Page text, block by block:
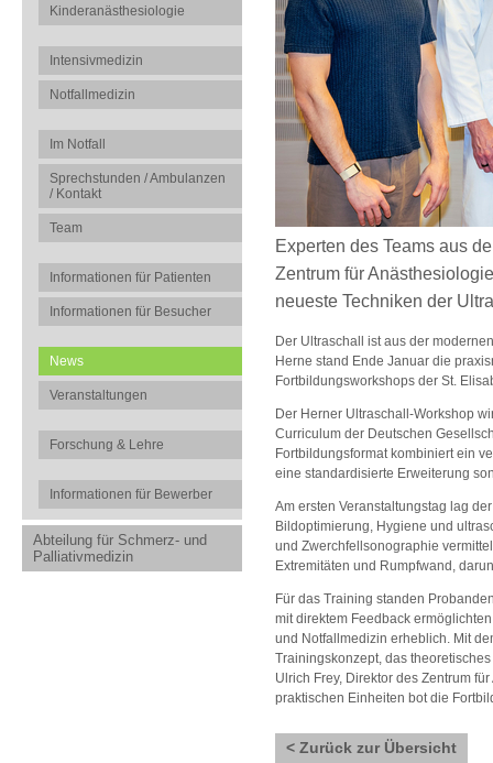
Kinderanästhesiologie
Intensivmedizin
Notfallmedizin
Im Notfall
Sprechstunden / Ambulanzen
/ Kontakt
Team
Informationen für Patienten
Informationen für Besucher
News
Veranstaltungen
Forschung & Lehre
Informationen für Bewerber
Abteilung für Schmerz- und
Palliativmedizin
Experten des Teams aus
Zentrum für
neueste Techniken der
Der Ultraschall ist aus der
Herne stand Ende Januar die
Fortbildungsworkshops der St.
Der Herner Ultraschall-Workshop
Curriculum der Deutschen
Fortbildungsformat kombiniert ein
eine standardisierte Erweiterung
Am ersten Veranstaltungstag lag
Bildoptimierung, Hygiene und
und Zwerchfellsonographie
Extremitäten und Rumpfwand,
Für das Training standen
mit direktem Feedback
und Notfallmedizin erheblich. Mit
Trainingskonzept, das
Ulrich Frey, Direktor des Zentrum
praktischen Einheiten bot die
< Zurück zur Übersicht